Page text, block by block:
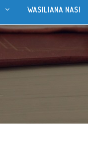
WASILIANA NASI